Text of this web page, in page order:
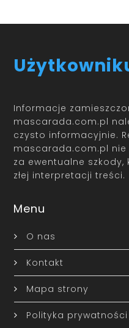
Informacje
mascarada.com.pl
czysto informacyjnie.
mascarada.com.pl
za ewentualne
złej interpretacji treści.
Menu
O nas
Kontakt
Mapa strony
Polityka prywatności